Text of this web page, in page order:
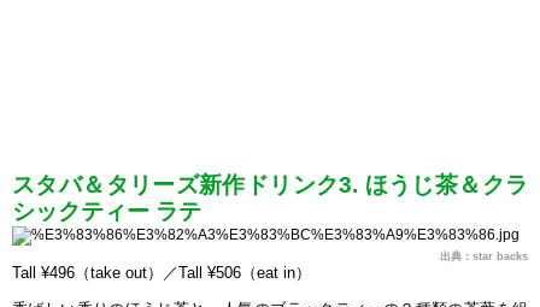
スタバ＆タリーズ新作ドリンク3. ほうじ茶＆クラ
シックティー ラテ
出典：star backs
Tall ¥496（take out）／Tall ¥506（eat in）